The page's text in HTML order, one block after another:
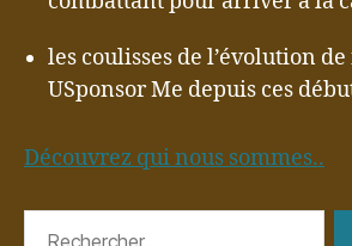
les coulisses de l’évolution
USponsor Me depuis ces
Découvrez qui nous sommes..